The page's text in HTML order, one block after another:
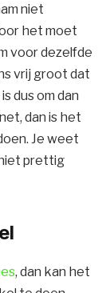
niet
het moet
voor dezelfde
vrij groot dat
dus om dan
dan is het
Je weet
prettig
, dan kan het